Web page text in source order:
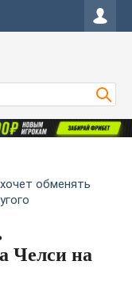
обменять
Челси на